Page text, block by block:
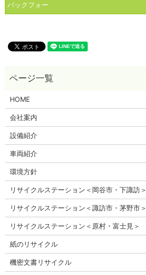
バックフォー
HOME
会社案内
設備紹介
車両紹介
環境方針
リサイクルステーション＜岡谷市・下諏訪＞
リサイクルステーション＜諏訪市・茅野市＞
リサイクルステーション＜原村・富士見＞
紙のリサイクル
機密文書リサイクル